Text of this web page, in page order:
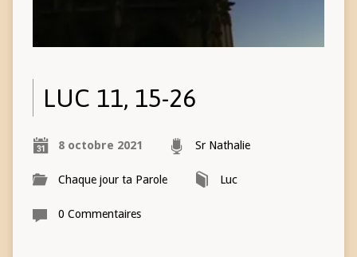
LUC 11, 15-26
8 octobre 2021 Sr Nathalie
Chaque jour ta Parole Luc
0 Commentaires